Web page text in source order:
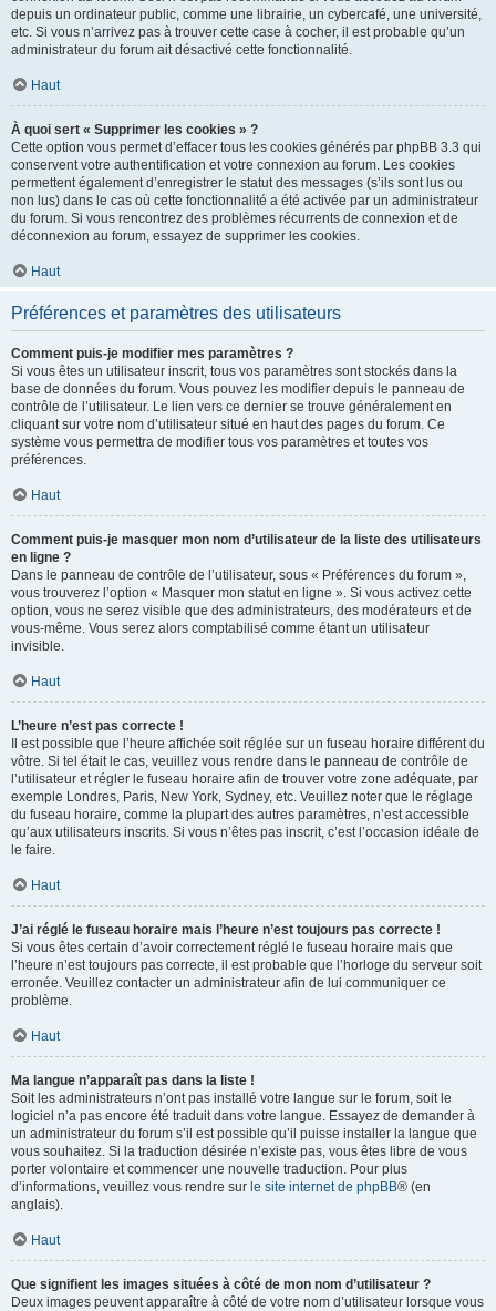
depuis un ordinateur public, comme une librairie, un cybercafé, une université,
etc. Si vous n’arrivez pas à trouver cette case à cocher, il est probable qu’un
administrateur du forum ait désactivé cette fonctionnalité.
Haut
À quoi sert « Supprimer les cookies » ?
Cette option vous permet d’effacer tous les cookies générés par phpBB 3.3 qui
conservent votre authentification et votre connexion au forum. Les cookies
permettent également d’enregistrer le statut des messages (s’ils sont lus ou
non lus) dans le cas où cette fonctionnalité a été activée par un administrateur
du forum. Si vous rencontrez des problèmes récurrents de connexion et de
déconnexion au forum, essayez de supprimer les cookies.
Haut
Préférences et paramètres des utilisateurs
Comment puis-je modifier mes paramètres ?
Si vous êtes un utilisateur inscrit, tous vos paramètres sont stockés dans la
base de données du forum. Vous pouvez les modifier depuis le panneau de
contrôle de l’utilisateur. Le lien vers ce dernier se trouve généralement en
cliquant sur votre nom d’utilisateur situé en haut des pages du forum. Ce
système vous permettra de modifier tous vos paramètres et toutes vos
préférences.
Haut
Comment puis-je masquer mon nom d’utilisateur de la liste des utilisateurs
en ligne ?
Dans le panneau de contrôle de l’utilisateur, sous « Préférences du forum »,
vous trouverez l’option « Masquer mon statut en ligne ». Si vous activez cette
option, vous ne serez visible que des administrateurs, des modérateurs et de
vous-même. Vous serez alors comptabilisé comme étant un utilisateur
invisible.
Haut
L’heure n’est pas correcte !
Il est possible que l’heure affichée soit réglée sur un fuseau horaire différent du
vôtre. Si tel était le cas, veuillez vous rendre dans le panneau de contrôle de
l’utilisateur et régler le fuseau horaire afin de trouver votre zone adéquate, par
exemple Londres, Paris, New York, Sydney, etc. Veuillez noter que le réglage
du fuseau horaire, comme la plupart des autres paramètres, n’est accessible
qu’aux utilisateurs inscrits. Si vous n’êtes pas inscrit, c’est l’occasion idéale de
le faire.
Haut
J’ai réglé le fuseau horaire mais l’heure n’est toujours pas correcte !
Si vous êtes certain d’avoir correctement réglé le fuseau horaire mais que
l’heure n’est toujours pas correcte, il est probable que l’horloge du serveur soit
erronée. Veuillez contacter un administrateur afin de lui communiquer ce
problème.
Haut
Ma langue n’apparaît pas dans la liste !
Soit les administrateurs n’ont pas installé votre langue sur le forum, soit le
logiciel n’a pas encore été traduit dans votre langue. Essayez de demander à
un administrateur du forum s’il est possible qu’il puisse installer la langue que
vous souhaitez. Si la traduction désirée n’existe pas, vous êtes libre de vous
porter volontaire et commencer une nouvelle traduction. Pour plus
d’informations, veuillez vous rendre sur le site internet de phpBB® (en
anglais).
Haut
Que signifient les images situées à côté de mon nom d’utilisateur ?
Deux images peuvent apparaître à côté de votre nom d’utilisateur lorsque vous